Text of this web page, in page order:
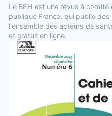
Le BEH est une revue à
publique France, qui publie
l'ensemble des acteurs de
et gratuit en ligne.